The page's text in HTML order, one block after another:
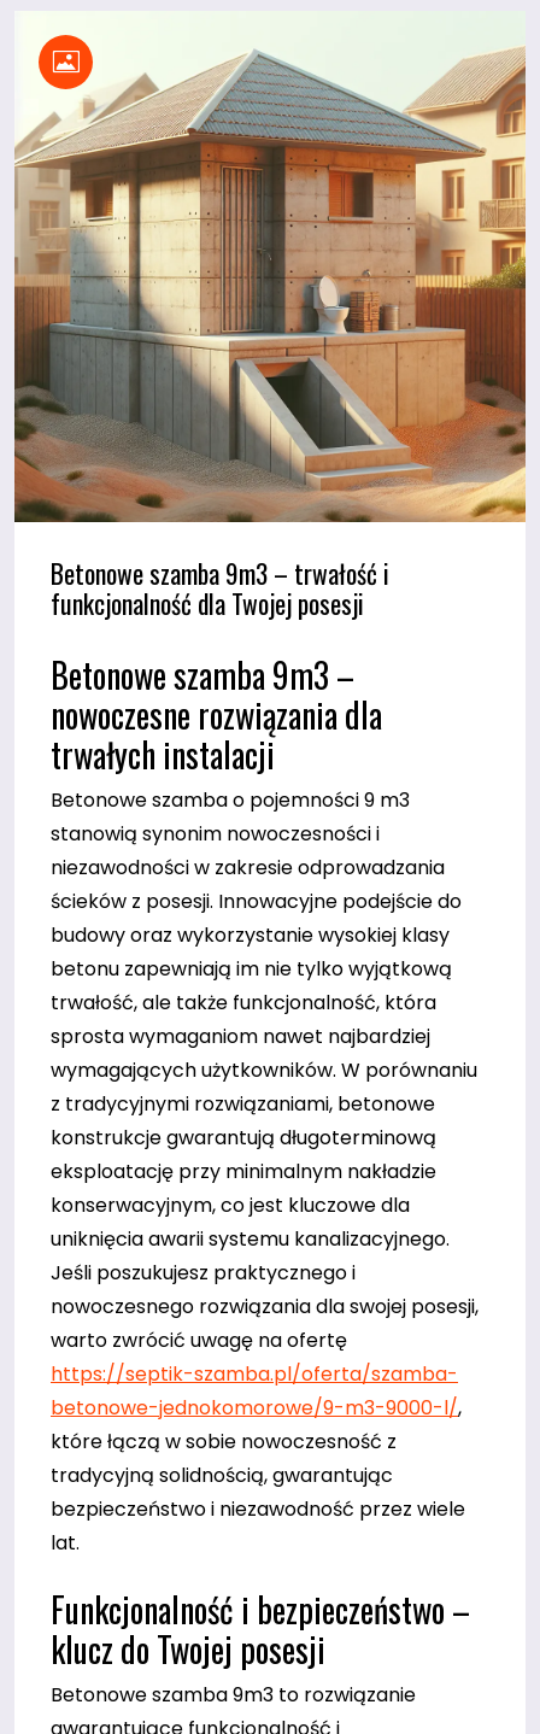
Betonowe szamba 9m3 – trwałość i
funkcjonalność dla Twojej posesji
Betonowe szamba 9m3 –
nowoczesne rozwiązania dla
trwałych instalacji
Betonowe szamba o pojemności 9 m3
stanowią synonim nowoczesności i
niezawodności w zakresie odprowadzania
ścieków z posesji. Innowacyjne podejście do
budowy oraz wykorzystanie wysokiej klasy
betonu zapewniają im nie tylko wyjątkową
trwałość, ale także funkcjonalność, która
sprosta wymaganiom nawet najbardziej
wymagających użytkowników. W porównaniu
z tradycyjnymi rozwiązaniami, betonowe
konstrukcje gwarantują długoterminową
eksploatację przy minimalnym nakładzie
konserwacyjnym, co jest kluczowe dla
uniknięcia awarii systemu kanalizacyjnego.
Jeśli poszukujesz praktycznego i
nowoczesnego rozwiązania dla swojej posesji,
warto zwrócić uwagę na ofertę
https://septik-szamba.pl/oferta/szamba-
betonowe-jednokomorowe/9-m3-9000-l/,
które łączą w sobie nowoczesność z
tradycyjną solidnością, gwarantując
bezpieczeństwo i niezawodność przez wiele
lat.
Funkcjonalność i bezpieczeństwo –
klucz do Twojej posesji
Betonowe szamba 9m3 to rozwiązanie
gwarantujące funkcjonalność i